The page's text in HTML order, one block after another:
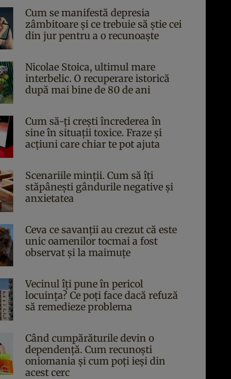
Cum se manifestă depresia
zâmbitoare și ce trebuie să știe cei
din jur pentru a o recunoaște
Nicolae Stoica, ultimul mare
interbelic. O recuperare istorică
după mai bine de 80 de ani
Cum să-ți crești încrederea în
sine în situații toxice. Fraze și
acțiuni care chiar te pot ajuta
Scenariile minții. Cum să îți
stăpânești gândurile negative și
anxietatea
Ceva ce savanții au crezut că este
unic oamenilor tocmai a fost
observat și la maimuțe
Vecinul îți pune în pericol
locuința? Ce poți face dacă refuză
să remedieze problema
Când cumpărăturile devin o
dependență. Cum recunoști
oniomania și cum poți ieși din
acest cerc